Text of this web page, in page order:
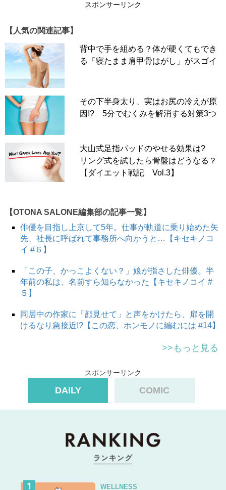
スポンサーリンク
【人気の関連記事】
背中で手を組める？体が硬くてもでき
る「寝たまま肩甲骨はがし」がスゴイ
その下半身太り、実はお尻の冷えが原
因!? 5分でむくみを解消する対策3つ
大山式足指パッドのやせる効果は?
リング式を試したら骨盤はどうなる？
【ダイエット戦記 Vol.3】
【OTONA SALONE編集部の記事一覧】
俳優を目指し上京して5年。仕事が軌道に乗り始めた矢
先、社長に呼ばれて事務所へ向かうと…【キセキノコ
イ #６】
「この子、かっこよくない？」娘が指さした俳優。半
年前の私は、名前すら知らなかった【キセキノコイ #
５】
同居中の作家に「顔見せて」と声をかけたら、扉を開
けるなり急接近!?【この恋、ホンモノに編むには #14】
>>もっと見る
スポンサーリンク
DAILY COMIC
WELLNESS